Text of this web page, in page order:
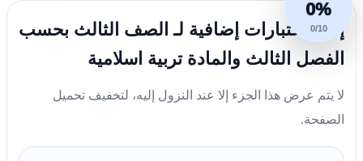
0%
0/10
إليك اختبارات إضافية لـ الصف الثالث بحسب
الفصل الثالث والمادة تربية اسلامية
لا يتم عرض هذا الجزء إلا عند النزول إليه، لتخفيف تحميل
الصفحة.